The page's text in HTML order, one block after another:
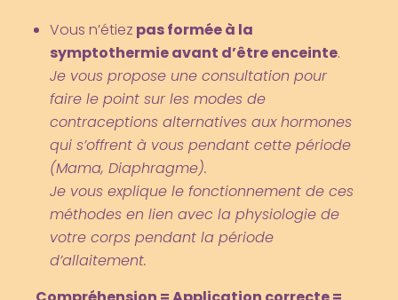
Vous n’étiez pas formée à la
symptothermie avant d’être enceinte.
Je vous propose une consultation pour
faire le point sur les modes de
contraceptions alternatives aux hormones
qui s’offrent à vous pendant cette période
(Mama, Diaphragme).
Je vous explique le fonctionnement de ces
méthodes en lien avec la physiologie de
votre corps pendant la période
d’allaitement.